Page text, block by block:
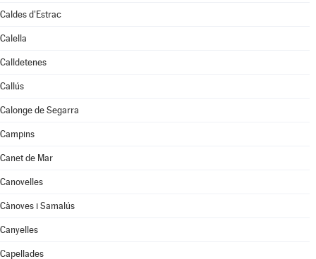
Caldes d'Estrac
Calella
Calldetenes
Callús
Calonge de Segarra
Campins
Canet de Mar
Canovelles
Cànoves i Samalús
Canyelles
Capellades